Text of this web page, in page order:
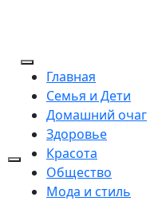
Главная
Семья и Дети
Домашний очаг
Здоровье
Красота
Общество
Мода и стиль